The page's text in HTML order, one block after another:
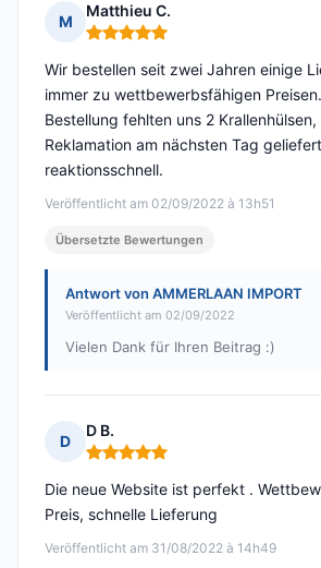
M
Matthieu C.
Hinweis: 5 von 5
Veröffentlicht am 02/09/2022 à 13h51
Wir bestellen seit zwei Jahren einige
immer zu wettbewerbsfähigen
Bestellung fehlten uns 2
Reklamation am nächsten Tag
reaktionsschnell.
Übersetzte Bewertungen
Antwort von AMMERLAAN IMPORT
Veröffentlicht am 02/09/2022
Vielen Dank für Ihren Beitrag :)
D
D B.
Hinweis: 5 von 5
Veröffentlicht am 31/08/2022 à 14h49
Die neue Website ist perfekt .
Preis, schnelle Lieferung